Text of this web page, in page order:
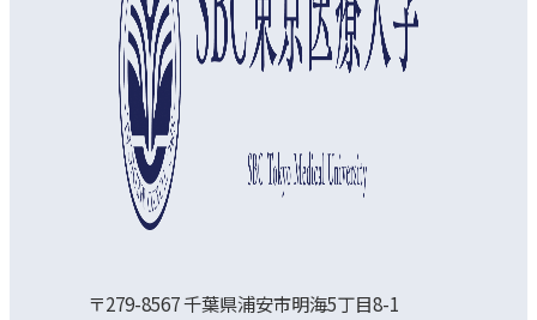
〒279-8567 千葉県浦安市明海5丁目8-1